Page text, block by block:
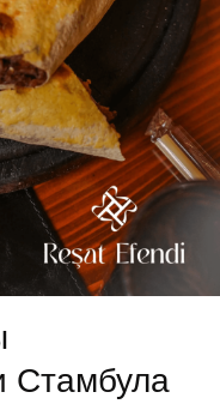
Стамбула